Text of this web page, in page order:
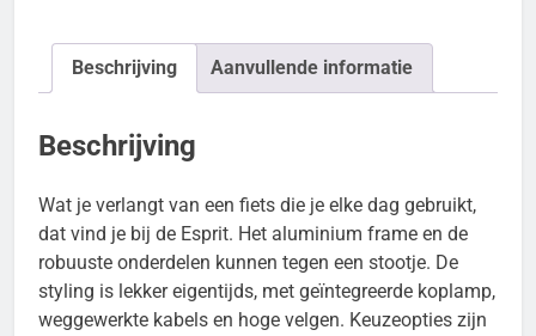
Beschrijving Aanvullende informatie
Beschrijving
Wat je verlangt van een fiets die je elke dag gebruikt,
dat vind je bij de Esprit. Het aluminium frame en de
robuuste onderdelen kunnen tegen een stootje. De
styling is lekker eigentijds, met geïntegreerde koplamp,
weggewerkte kabels en hoge velgen. Keuzeopties zijn